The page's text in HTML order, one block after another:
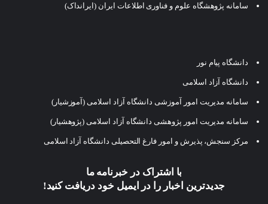
سامانه پژوهشگاه علوم و فناوری اطلاعات ایران (ایرانداک)
دانشگاه پیام نور
دانشگاه آزاد اسلامی
سامانه مدیریت امور آموزشی دانشگاه آزاد اسلامی (آموزشیار)
سامانه مدیریت امور پژوهشی دانشگاه آزاد اسلامی (پژوهشیار)
مرکز سنجش، پذیرش و امور فارغ التحصیلی دانشگاه آزاد اسلامی
با اشتراک در خبرنامه ما
جدیدترین اخبار را در ایمیل خود دریافت کنید!